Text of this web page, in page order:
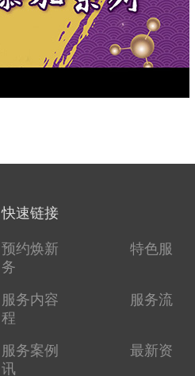
快速链接
预约焕新
特色服
务
服务内容
服务流
程
服务案例
最新资
讯